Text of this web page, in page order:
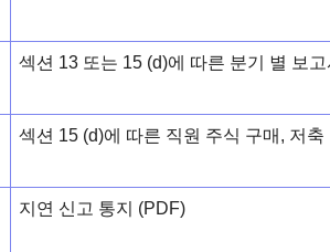
섹션 13 또는 15 (d)에 따른 분기 별 보
섹션 15 (d)에 따른 직원 주식 구매, 저
지연 신고 통지 (PDF)